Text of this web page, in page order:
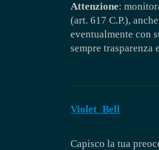
Attenzione:
(art. 617 C.P.),
eventualmente con
sempre trasparenza
Violet_Bell
Capisco la tua